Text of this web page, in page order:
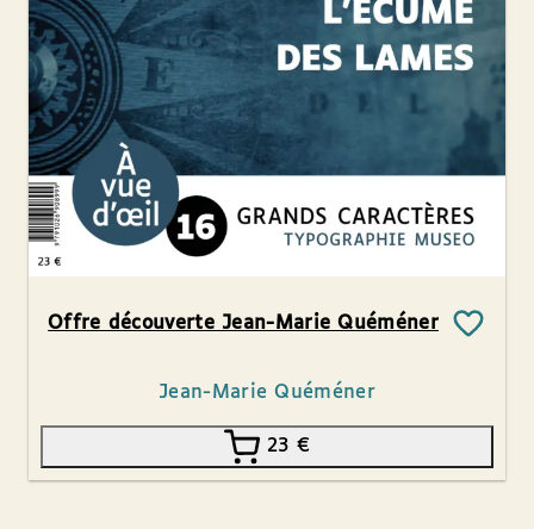
Offre découverte Jean-Marie Quéméner
Jean-Marie Quéméner
23 €